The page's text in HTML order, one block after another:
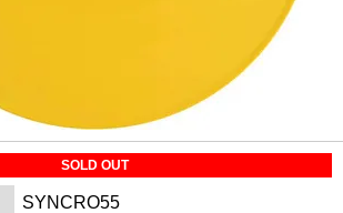
SOLD OUT
SYNCRO55